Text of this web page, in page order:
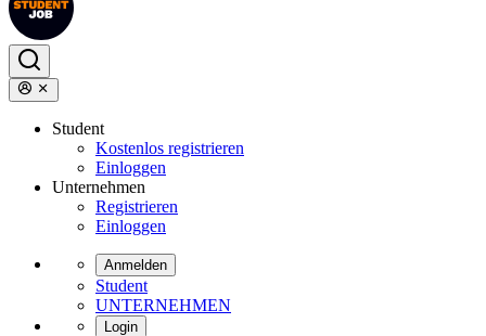
Student
Kostenlos registrieren
Einloggen
Unternehmen
Registrieren
Einloggen
Anmelden
Student
UNTERNEHMEN
Login